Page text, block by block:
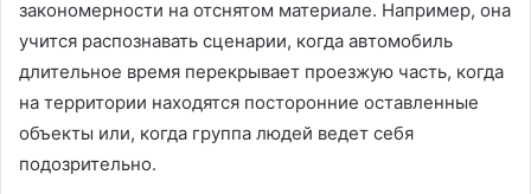
закономерности на отснятом материале. Например, она
учится распознавать сценарии, когда автомобиль
длительное время перекрывает проезжую часть, когда
на территории находятся посторонние оставленные
объекты или, когда группа людей ведет себя
подозрительно.